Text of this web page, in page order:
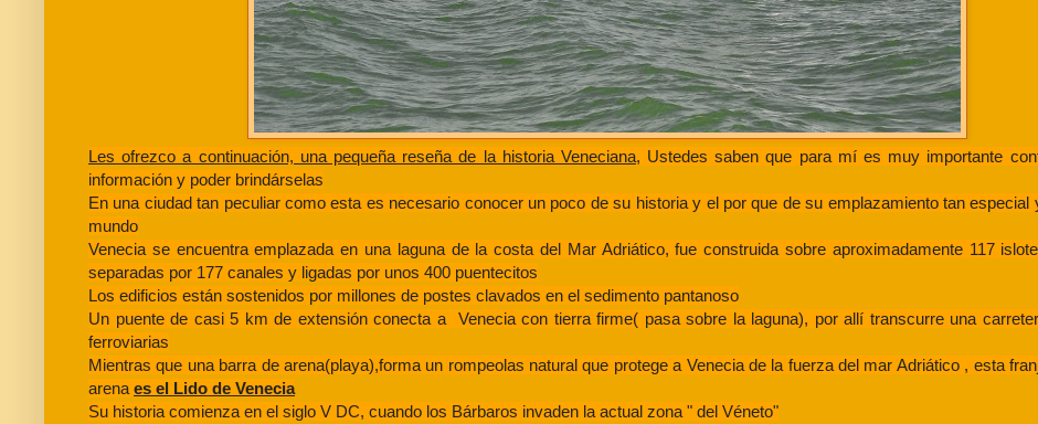
Les ofrezco a continuación, una pequeña reseña de la historia Veneciana, Ustedes saben que para mí es muy importante
información y poder brindárselas
En una ciudad tan peculiar como esta es necesario conocer un poco de su historia y el por que de su emplazamiento tan especial
mundo
Venecia se encuentra emplazada en una laguna de la costa del Mar Adriático, fue construida sobre aproximadamente 117
separadas por 177 canales y ligadas por unos 400 puentecitos
Los edificios están sostenidos por millones de postes clavados en el sedimento pantanoso
Un puente de casi 5 km de extensión conecta a Venecia con tierra firme( pasa sobre la laguna), por allí transcurre una
ferroviarias
Mientras que una barra de arena(playa),forma un rompeolas natural que protege a Venecia de la fuerza del mar Adriático , esta
arenaes el Lido de Venecia
Su historia comienza en el siglo V DC, cuando los Bárbaros invaden la actual zona " del Véneto"